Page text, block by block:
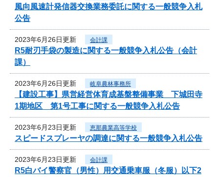
風向風速計発信器交換業務委託に関する一般競争入札
公告
2023年6月26日更新 会計課
R5耐刃手袋の製造に関する一般競争入札公告（会計
課）
2023年6月26日更新 岐阜農林事務所
【建設工事】県営経営体育成基盤整備事業 下城田寺
1期地区 第1号工事に関する一般競争入札公告
2023年6月23日更新 恵那農業高等学校
スピードスプレーヤの調達に関する一般競争入札公告
2023年6月23日更新 会計課
R5白バイ警察官（男性）用交通乗車服（冬服）以下2